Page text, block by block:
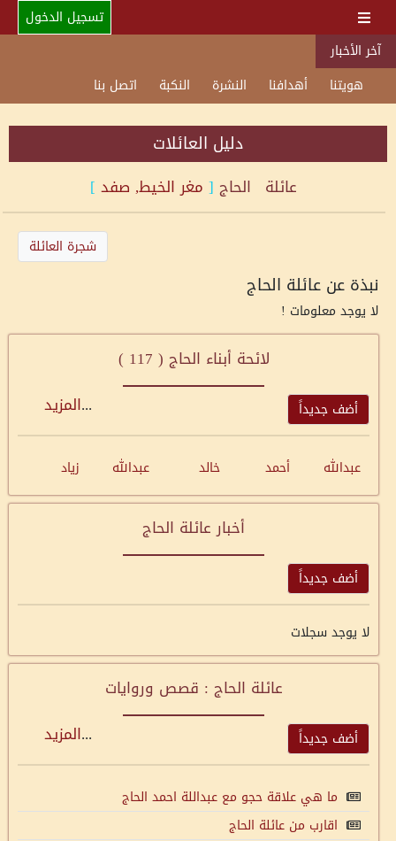
تسجيل الدخول
آخر الأخبار
هويتنا
أهدافنا النشرة النكبة اتصل بنا
دليل العائلات
عائلة الحاج [ مغر الخيط, صفد ]
شجرة العائلة
نبذة عن عائلة الحاج
لا يوجد معلومات !
لائحة أبناء الحاج ( 117
)
أضف جديداً ...المزيد
عبدالله أحمد خالد عبدالله زياد
أخبار عائلة الحاج
أضف جديداً
لا يوجد سجلات
عائلة الحاج : قصص وروايات
أضف جديداً ...المزيد
ما هي علاقة حجو مع عبداللة احمد الحاج
اقارب من عائلة الحاج